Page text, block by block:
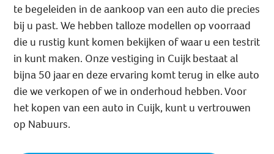
te begeleiden in de aankoop van een auto die precies
bij u past. We hebben talloze modellen op voorraad
die u rustig kunt komen bekijken of waar u een testrit
in kunt maken. Onze vestiging in Cuijk bestaat al
bijna 50 jaar en deze ervaring komt terug in elke auto
die we verkopen of we in onderhoud hebben. Voor
het kopen van een auto in Cuijk, kunt u vertrouwen
op Nabuurs.